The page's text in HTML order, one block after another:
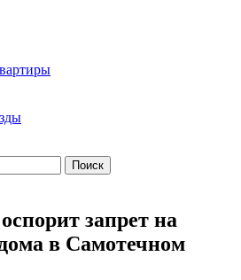
запрет на
в Самотечном